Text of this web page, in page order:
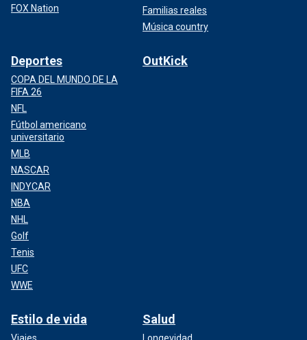
FOX Nation
Familias reales
Música country
Deportes
COPA DEL MUNDO DE LA
FIFA 26
NFL
Fútbol americano
universitario
MLB
NASCAR
INDYCAR
NBA
NHL
Golf
Tenis
UFC
WWE
OutKick
Estilo de vida
Viajes
Salud
Longevidad